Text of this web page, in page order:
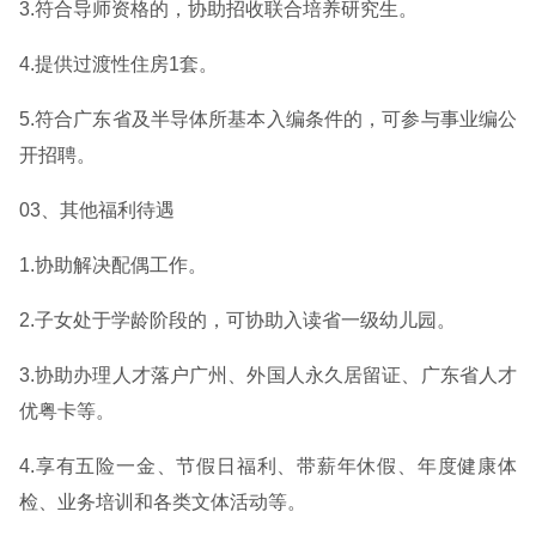
3.符合导师资格的，协助招收联合培养研究生。
4.提供过渡性住房1套。
5.符合广东省及半导体所基本入编条件的，可参与事业编公
开招聘。
03、其他福利待遇
1.协助解决配偶工作。
2.子女处于学龄阶段的，可协助入读省一级幼儿园。
3.协助办理人才落户广州、外国人永久居留证、广东省人才
优粤卡等。
4.享有五险一金、节假日福利、带薪年休假、年度健康体
检、业务培训和各类文体活动等。